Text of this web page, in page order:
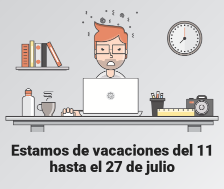
Estamos de vacaciones del 11
hasta el 27 de julio